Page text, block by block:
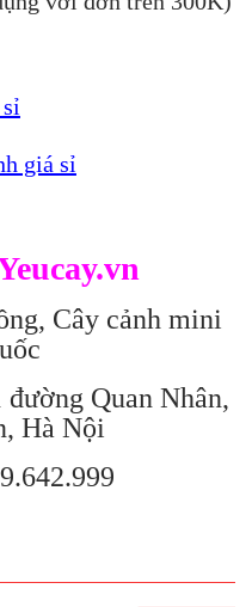
giá sỉ
Cây cảnh mini
đường Quan Nhân,
Hà Nội